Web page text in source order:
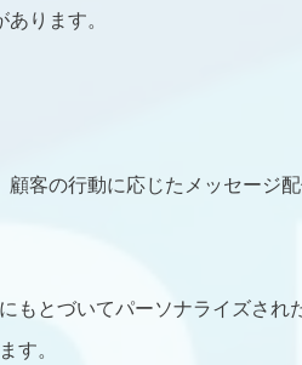
ります。
顧客の行動に応じたメッセージ
もとづいてパーソナライズさ
す。